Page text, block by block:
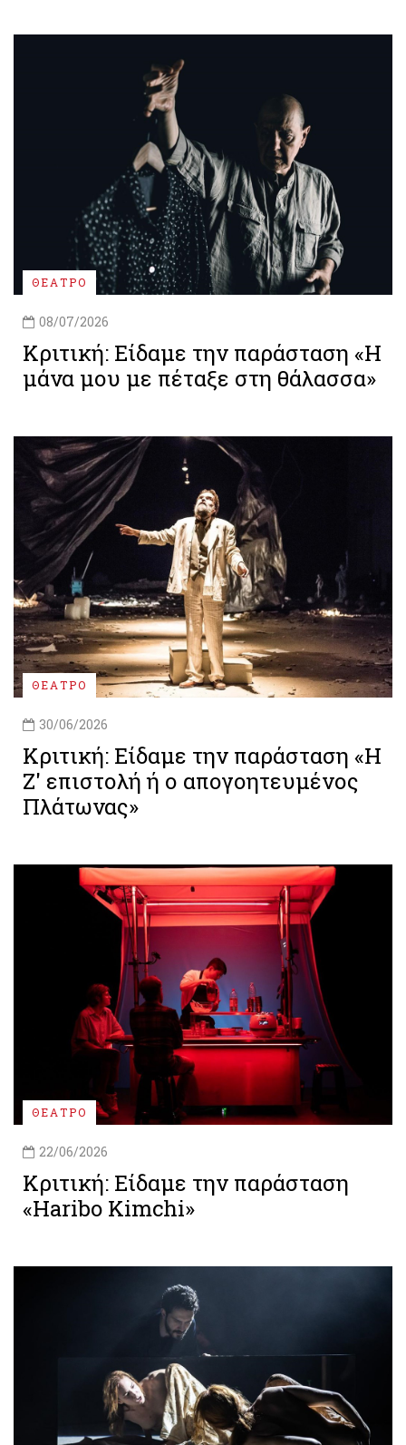
ΘΕΑΤΡΟ
08/07/2026
Κριτική: Είδαμε την παράσταση «Η
μάνα μου με πέταξε στη θάλασσα»
ΘΕΑΤΡΟ
30/06/2026
Κριτική: Είδαμε την παράσταση «Η
Ζ' επιστολή ή ο απογοητευμένος
Πλάτωνας»
ΘΕΑΤΡΟ
22/06/2026
Κριτική: Είδαμε την παράσταση
«Haribo Kimchi»